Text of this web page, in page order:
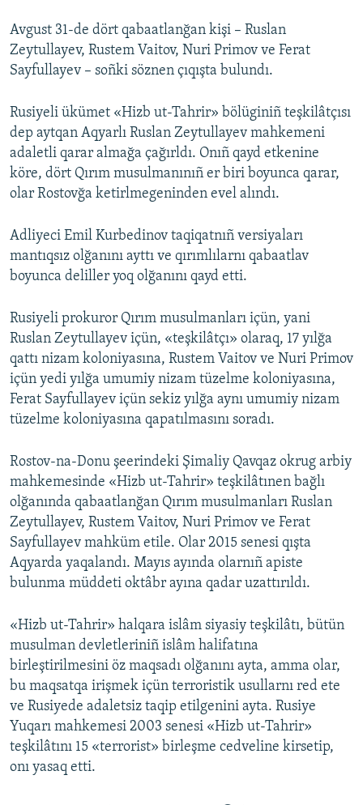
Avgust 31-de dört qabaatlanğan kişi – Ruslan
Zeytullayev, Rustem Vaitov, Nuri Primov ve Ferat
Sayfullayev – soñki söznen çıqışta bulundı.
Rusiyeli ükümet «Hizb ut-Tahrir» bölüginiñ teşkilâtçısı
dep aytqan Aqyarlı Ruslan Zeytullayev mahkemeni
adaletli qarar almağa çağırldı. Onıñ qayd etkenine
köre, dört Qırım musulmanınıñ er biri boyunca qarar,
olar Rostovğa ketirlmegeninden evel alındı.
Adliyeci Emil Kurbedinov taqiqatnıñ versiyaları
mantıqsız olğanını ayttı ve qırımlılarnı qabaatlav
boyunca deliller yoq olğanını qayd etti.
Rusiyeli prokuror Qırım musulmanları içün, yani
Ruslan Zeytullayev içün, «teşkilâtçı» olaraq, 17 yılğa
qattı nizam koloniyasına, Rustem Vaitov ve Nuri Primov
içün yedi yılğa umumiy nizam tüzelme koloniyasına,
Ferat Sayfullayev içün sekiz yılğa aynı umumiy nizam
tüzelme koloniyasına qapatılmasını soradı.
Rostov-na-Donu şeerindeki Şimaliy Qavqaz okrug arbiy
mahkemesinde «Hizb ut-Tahrir» teşkilâtınen bağlı
olğanında qabaatlanğan Qırım musulmanları Ruslan
Zeytullayev, Rustem Vaitov, Nuri Primov ve Ferat
Sayfullayev mahküm etile. Olar 2015 senesi qışta
Aqyarda yaqalandı. Mayıs ayında olarnıñ apiste
bulunma müddeti oktâbr ayına qadar uzattırıldı.
«Hizb ut-Tahrir» halqara islâm siyasiy teşkilâtı, bütün
musulman devletleriniñ islâm halifatına
birleştirilmesini öz maqsadı olğanını ayta, amma olar,
bu maqsatqa irişmek içün terroristik usullarnı red ete
ve Rusiyede adaletsiz taqip etilgenini ayta. Rusiye
Yuqarı mahkemesi 2003 senesi «Hizb ut-Tahrir»
teşkilâtını 15 «terrorist» birleşme cedveline kirsetip,
onı yasaq etti.